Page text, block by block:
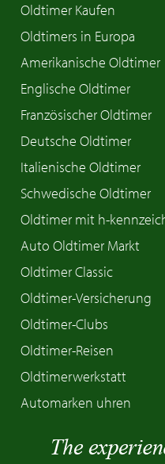
Oldtimer Kaufen
Oldtimers in Europa
Amerikanische Oldtimer
Englische Oldtimer
Französischer Oldtimer
Deutsche Oldtimer
Italienische Oldtimer
Schwedische Oldtimer
Oldtimer mit h-
Auto Oldtimer Markt
Oldtimer Classic
Oldtimer-Versicherung
Oldtimer-Clubs
Oldtimer-Reisen
Oldtimerwerkstatt
Automarken uhren